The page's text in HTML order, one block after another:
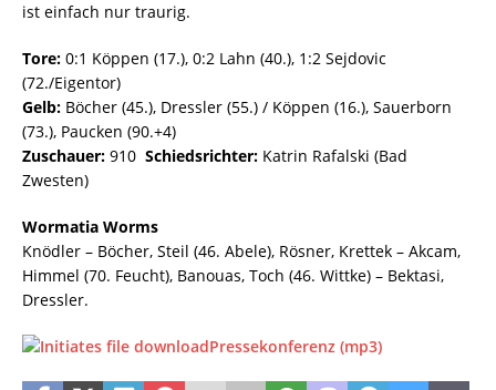
ist einfach nur traurig.
Tore: 0:1 Köppen (17.), 0:2 Lahn (40.), 1:2 Sejdovic
(72./Eigentor)
Gelb: Böcher (45.), Dressler (55.) / Köppen (16.), Sauerborn
(73.), Paucken (90.+4)
Zuschauer: 910 Schiedsrichter: Katrin Rafalski (Bad
Zwesten)
Wormatia Worms
Knödler – Böcher, Steil (46. Abele), Rösner, Krettek – Akcam,
Himmel (70. Feucht), Banouas, Toch (46. Wittke) – Bektasi,
Dressler.
Pressekonferenz (mp3)